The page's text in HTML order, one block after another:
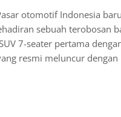
otomotif Indonesia
sebuah terobosan
7-seater pertama
resmi meluncur dengan